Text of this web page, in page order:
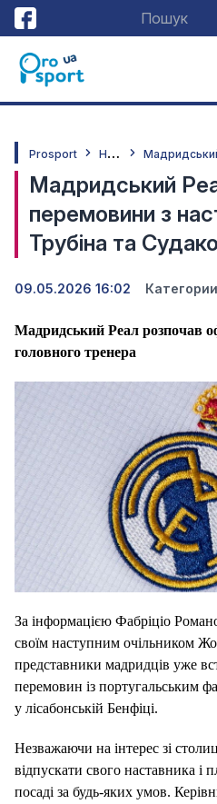
Prosport Н
овини
Мадридський
перемовини з
Трубіна та
09.05.2026 16:02
Мадридський Реал розпочав
головного тренера
За інформацією Фабріціо
своїм наступним очільником
представники мадридців уже
перемовин із португальським
у лісабонській Бенфіці.
Незважаючи на інтерес зі
відпускати свого наставника і
посаді за будь-яких умов.